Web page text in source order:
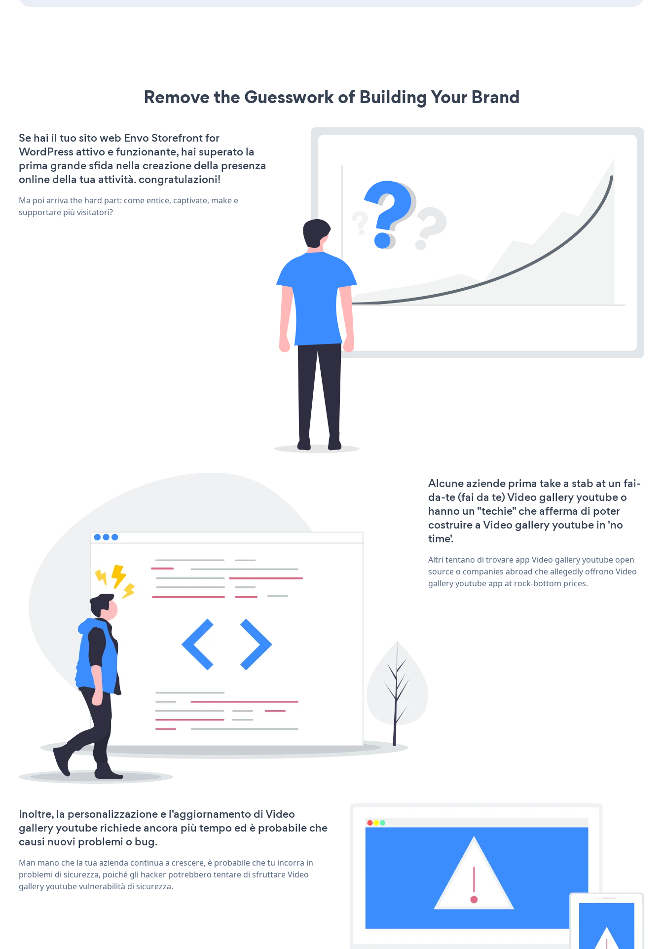
Remove the Guesswork of Building Your Brand
Se hai il tuo sito web Envo Storefront for
WordPress attivo e funzionante, hai superato la
prima grande sfida nella creazione della presenza
online della tua attività. congratulazioni!
Ma poi arriva the hard part: come entice, captivate, make e
supportare più visitatori?
Alcune aziende prima take a stab at un fai-
da-te (fai da te) Video gallery youtube o
hanno un "techie" che afferma di poter
costruire a Video gallery youtube in 'no
time'.
Altri tentano di trovare app Video gallery youtube open
source o companies abroad che allegedly offrono Video
gallery youtube app at rock-bottom prices.
Inoltre, la personalizzazione e l'aggiornamento di Video
gallery youtube richiede ancora più tempo ed è probabile che
causi nuovi problemi o bug.
Man mano che la tua azienda continua a crescere, è probabile che tu incorra in
problemi di sicurezza, poiché gli hacker potrebbero tentare di sfruttare Video
gallery youtube vulnerabilità di sicurezza.